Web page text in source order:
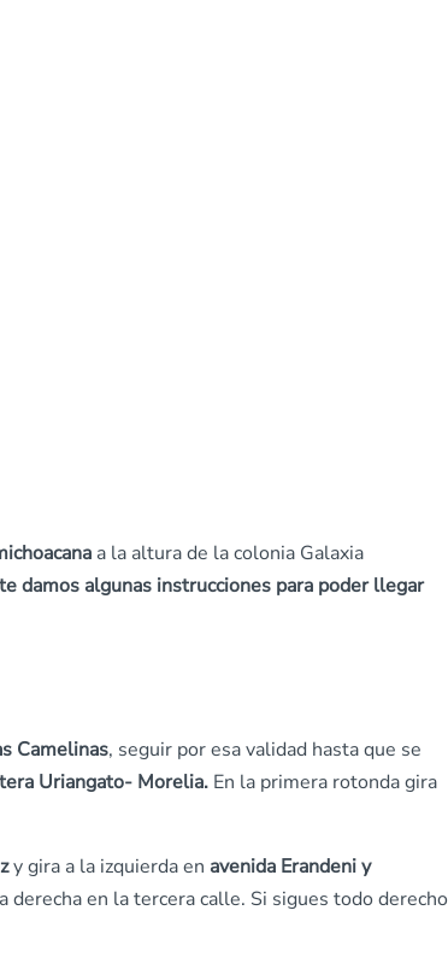
a la altura de la colonia Galaxia
damos algunas instrucciones para poder llegar
Camelinas, seguir por esa validad hasta que se
Uriangato- Morelia. En la primera rotonda gira
y gira a la izquierda en avenida Erandeni y
derecha en la tercera calle. Si sigues todo derecho